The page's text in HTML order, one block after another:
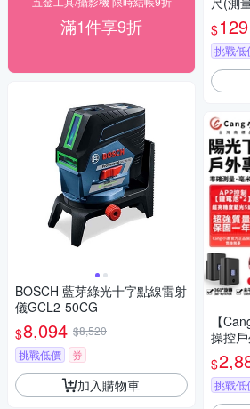
滿1件享9折
BOSCH 藍芽綠光十字點線雷射
儀GCL2-50CG
$8,094 $8,520
挑戰低價
券
加入購物車
$129
挑戰低
【
操控
光 隨
示自動
$
挑戰低